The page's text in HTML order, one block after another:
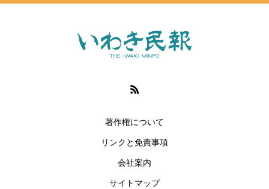
著作権について
リンクと免責事項
会社案内
サイトマップ